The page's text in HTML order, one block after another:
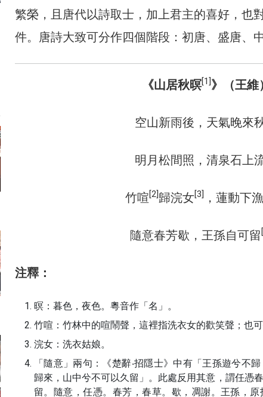
繁榮，且唐代以詩取士，加上君主的喜好，也
件。唐詩大致可分作四個階段：初唐、盛唐、
《山居秋暝[1]》（王維）
空山新雨後，天氣晚來秋
明月松間照，清泉石上流
竹喧[2]歸浣女[3] ，蓮動下漁
隨意春芳歇，王孫自可留
注釋：
暝：暮色，夜色。粵音作「名」。
竹喧：竹林中的喧鬧聲，這裡指洗衣女的歡笑聲；也
浣女：洗衣姑娘。
「隨意」兩句：《楚辭‧招隱士》中有「王孫遊兮不
歸來，山中兮不可以久留」。此處反用其意，謂任憑
留。隨意，任憑。春芳，春草。歇，凋謝。王孫，